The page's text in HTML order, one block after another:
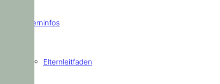
Elterninfos
Elternleitfaden